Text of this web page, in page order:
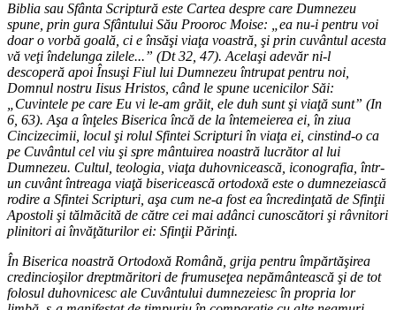
Biblia sau Sfânta Scriptură este Cartea despre care Dumnezeu
spune, prin gura Sfântului Său Prooroc Moise: „ea nu-i pentru voi
doar o vorbă goală, ci e însăşi viaţa voastră, şi prin cuvântul acesta
vă veţi îndelunga zilele...” (Dt 32, 47). Acelaşi adevăr ni-l
descoperă apoi Însuşi Fiul lui Dumnezeu întrupat pentru noi,
Domnul nostru Iisus Hristos, când le spune ucenicilor Săi:
„Cuvintele pe care Eu vi le-am grăit, ele duh sunt şi viaţă sunt” (In
6, 63). Aşa a înţeles Biserica încă de la întemeierea ei, în ziua
Cincizecimii, locul şi rolul Sfintei Scripturi în viaţa ei, cinstind-o ca
pe Cuvântul cel viu şi spre mântuirea noastră lucrător al lui
Dumnezeu. Cultul, teologia, viaţa duhovnicească, iconografia, într-
un cuvânt întreaga viaţă bisericească ortodoxă este o dumnezeiască
rodire a Sfintei Scripturi, aşa cum ne-a fost ea încredinţată de Sfinţii
Apostoli şi tălmăcită de către cei mai adânci cunoscători şi râvnitori
plinitori ai învăţăturilor ei: Sfinţii Părinţi.
În Biserica noastră Ortodoxă Română, grija pentru împărtăşirea
credincioşilor dreptmăritori de frumuseţea nepământească şi de tot
folosul duhovnicesc ale Cuvântului dumnezeiesc în propria lor